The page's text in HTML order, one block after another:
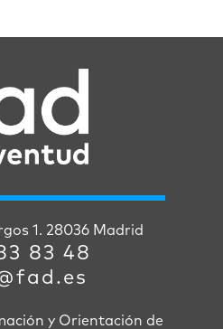
1. 28036 Madrid
83 48
y Orientación de